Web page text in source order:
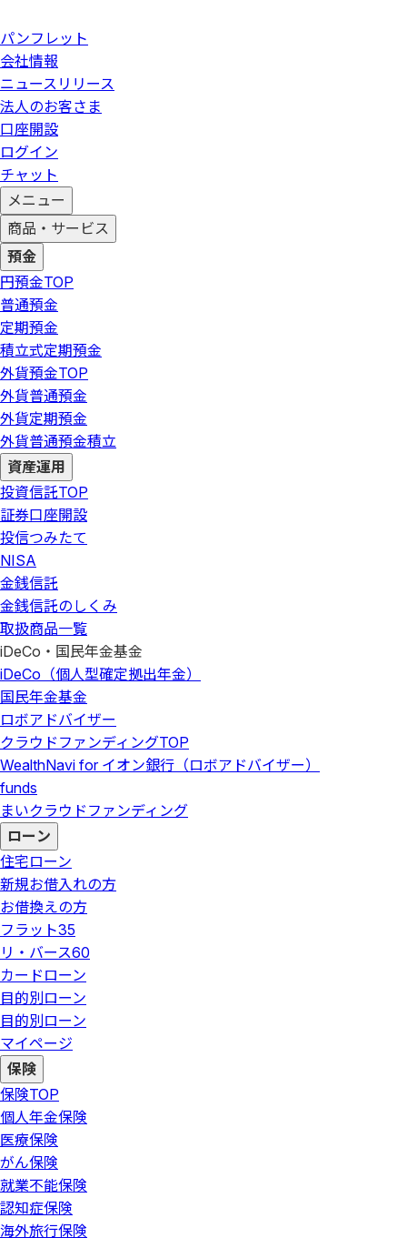
パンフレット
会社情報
ニュースリリース
法人のお客さま
口座開設
ログイン
チャット
メニュー
商品・サービス
預金
円預金TOP
普通預金
定期預金
積立式定期預金
外貨預金TOP
外貨普通預金
外貨定期預金
外貨普通預金積立
資産運用
投資信託TOP
証券口座開設
投信つみたて
NISA
金銭信託
金銭信託のしくみ
取扱商品一覧
iDeCo・国民年金基金
iDeCo（個人型確定拠出年金）
国民年金基金
ロボアドバイザー
クラウドファンディングTOP
WealthNavi for イオン銀行（ロボアドバイザー）
funds
まいクラウドファンディング
ローン
住宅ローン
新規お借入れの方
お借換えの方
フラット35
リ・バース60
カードローン
目的別ローン
目的別ローン
マイページ
保険
保険TOP
個人年金保険
医療保険
がん保険
就業不能保険
認知症保険
海外旅行保険